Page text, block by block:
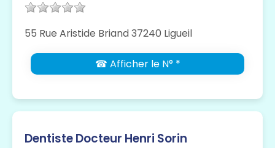
55 Rue Aristide Briand 37240 Ligueil
☎ Afficher le N° *
Dentiste Docteur Henri Sorin